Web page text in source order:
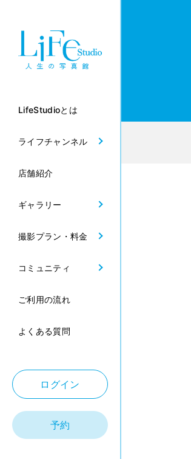
LifeStudioとは
ライフチャンネル
店舗紹介
ギャラリー
撮影プラン・料金
コミュニティ
ご利用の流れ
よくある質問
ログイン
予約